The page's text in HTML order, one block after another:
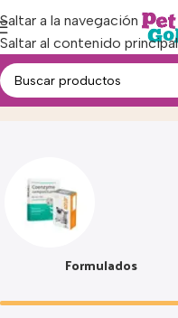
Saltar a la navegación
Saltar al contenido principal
FarmaciaInicio
Formulados